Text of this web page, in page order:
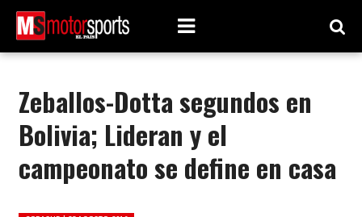
Zeballos-Dotta segundos en
Bolivia; Lideran y el
campeonato se define en casa